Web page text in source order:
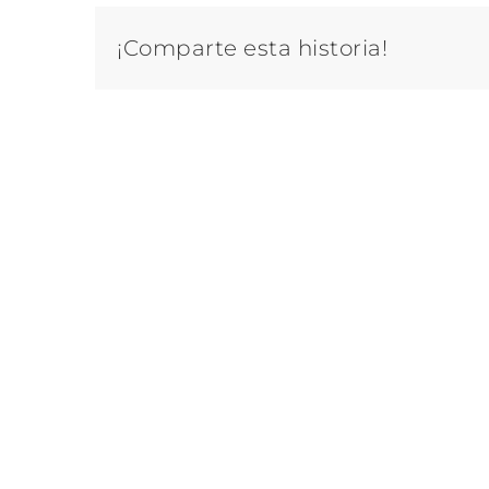
¡Comparte esta historia!